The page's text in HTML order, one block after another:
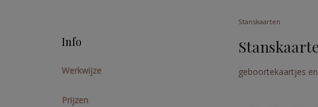
Info
Werkwijze
Prijzen
Stanskaarten
geboortekaartjes